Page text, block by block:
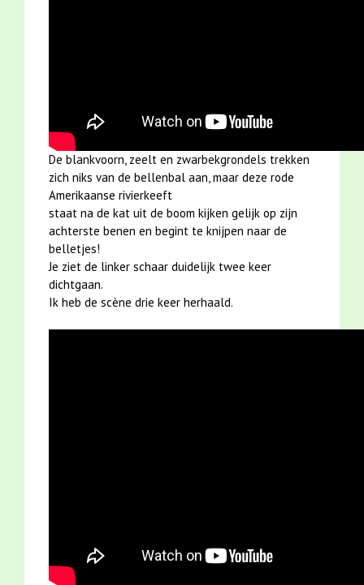
De blankvoorn, zeelt en zwarbekgrondels trekken
zich niks van de bellenbal aan, maar deze rode
Amerikaanse rivierkeeft
staat na de kat uit de boom kijken gelijk op zijn
achterste benen en begint te knijpen naar de
belletjes!
Je ziet de linker schaar duidelijk twee keer
dichtgaan.
Ik heb de scène drie keer herhaald.